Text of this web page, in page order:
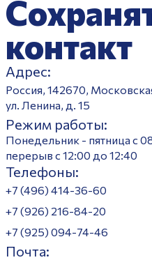
контакт
Адрес:
Россия, 142670,
ул. Ленина, д. 15
Режим работы:
Понедельник - пятница с
перерыв с 12:00 до 12:40
Телефоны:
+7 (496) 414-36-60
+7 (926) 216-84-20
+7 (925) 094-74-46
Почта: